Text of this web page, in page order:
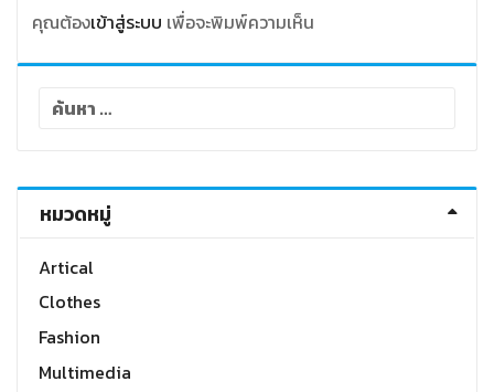
คุณต้องเข้าสู่ระบบ เพื่อจะพิมพ์ความเห็น
ค้นหา
สำหรับ:
หมวดหมู่
Artical
Clothes
Fashion
Multimedia